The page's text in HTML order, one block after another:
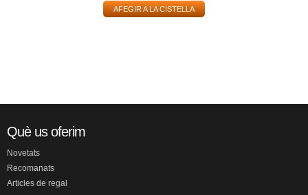
AFEGIR A LA CISTELLA
Què us oferim
Novetats
Recomanats
Articles de regal